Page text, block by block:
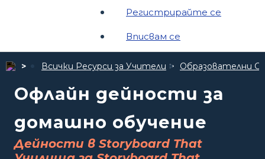
Регистрирайте се
Вписвам се
Всички Ресурси за Учители Образователни
Офлайн дейности за
домашно обучение
Дейности в Storyboard That